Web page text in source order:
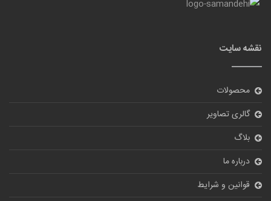
نقشه سایت
محصولات
گالری تصاویر
بلاگ
درباره ما
قوانین و شرایط